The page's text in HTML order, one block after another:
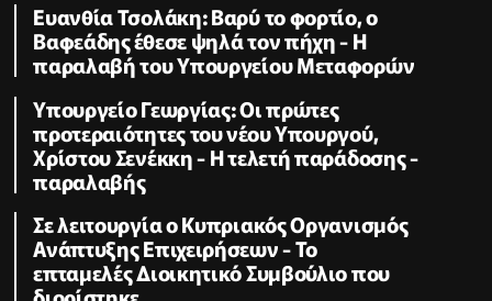
Ευανθία Τσολάκη: Βαρύ το φορτίο, ο
Βαφεάδης έθεσε ψηλά τον πήχη - Η
παραλαβή του Υπουργείου Μεταφορών
Υπουργείο Γεωργίας: Οι πρώτες
προτεραιότητες του νέου Υπουργού,
Χρίστου Σενέκκη - Η τελετή παράδοσης -
παραλαβής
Σε λειτουργία ο Κυπριακός Οργανισμός
Ανάπτυξης Επιχειρήσεων - To
επταμελές Διοικητικό Συμβούλιο που